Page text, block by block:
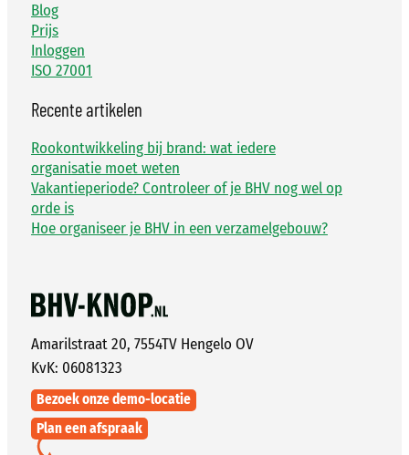
Amarilstraat 20, 7554TV Hengelo OV
KvK: 06081323
Bezoek onze demo-locatie
Plan een afspraak
Blog
Prijs
Inloggen
ISO 27001
Recente artikelen
Rookontwikkeling bij brand: wat iedere
organisatie moet weten
Vakantieperiode? Controleer of je BHV nog wel op
orde is
Hoe organiseer je BHV in een verzamelgebouw?